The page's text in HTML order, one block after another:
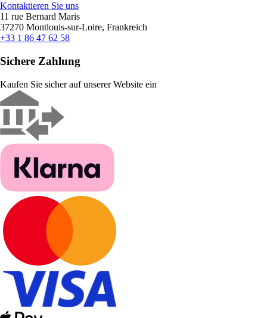
Kontaktieren Sie uns
11 rue Bernard Maris
37270 Montlouis-sur-Loire, Frankreich
+33 1 86 47 62 58
Sichere Zahlung
Kaufen Sie sicher auf unserer Website ein